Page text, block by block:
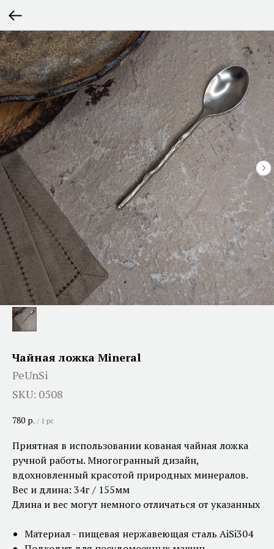
Чайная ложка Mineral
PeUnSi
SKU: 0508
780 р. / 1 pc
Приятная в использовании кованая чайная ложка
ручной работы. Многогранный дизайн,
вдохновленный красотой природных минералов.
Вес и длина: 34г / 155мм
Длина и вес могут немного отличаться от указанных
Материал - пищевая нержавеющая сталь AiSi304